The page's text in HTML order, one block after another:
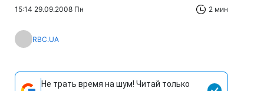
15:14 29.09.2008 Пн 2 мин
RBC.UA
Не трать время на шум! Читай только